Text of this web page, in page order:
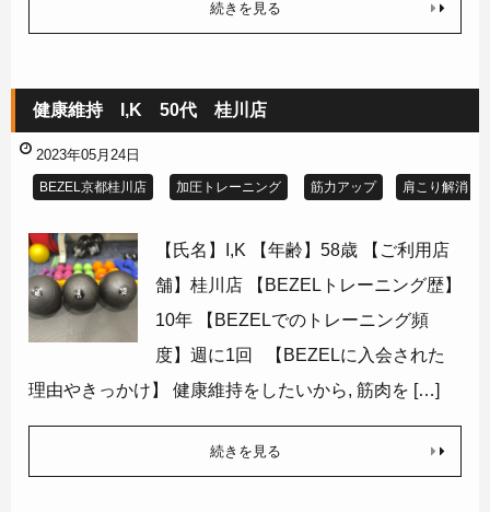
続きを見る
健康維持 I,K 50代 桂川店
2023年05月24日
BEZEL京都桂川店 加圧トレーニング 筋力アップ 肩こり解消
【氏名】I,K 【年齢】58歳 【ご利用店
舗】桂川店 【BEZELトレーニング歴】
10年 【BEZELでのトレーニング頻
度】週に1回 【BEZELに入会された
理由やきっかけ】 健康維持をしたいから, 筋肉を […]
続きを見る